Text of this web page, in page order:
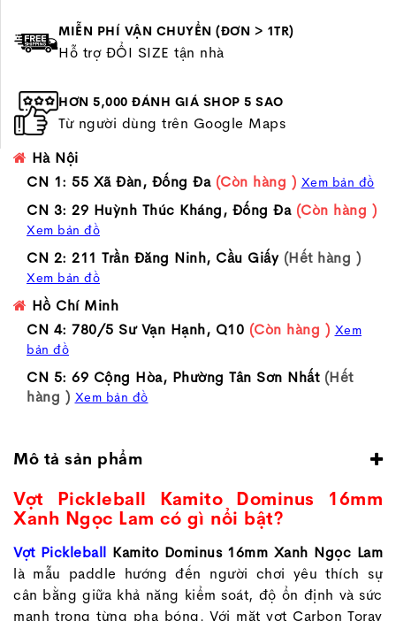
MIỄN PHÍ VẬN CHUYỂN (ĐƠN > 1TR)
Hỗ trợ ĐỔI SIZE tận nhà
HƠN 5,000 ĐÁNH GIÁ SHOP 5 SAO
Từ người dùng trên Google Maps
Hà Nội
CN 1: 55 Xã Đàn, Đống Đa (Còn hàng ) Xem bản đồ
CN 3: 29 Huỳnh Thúc Kháng, Đống Đa (Còn hàng )
Xem bản đồ
CN 2: 211 Trần Đăng Ninh, Cầu Giấy (Hết hàng )
Xem bản đồ
Hồ Chí Minh
CN 4: 780/5 Sư Vạn Hạnh, Q10 (Còn hàng ) Xem
bản đồ
CN 5: 69 Cộng Hòa, Phường Tân Sơn Nhất (Hết
hàng ) Xem bản đồ
Mô tả sản phẩm
Vợt Pickleball Kamito Dominus 16mm
Xanh Ngọc Lam có gì nổi bật?
Vợt Pickleball Kamito Dominus 16mm Xanh Ngọc Lam
là mẫu paddle hướng đến người chơi yêu thích sự
cân bằng giữa khả năng kiểm soát, độ ổn định và sức
mạnh trong từng pha bóng. Với mặt vợt Carbon Toray